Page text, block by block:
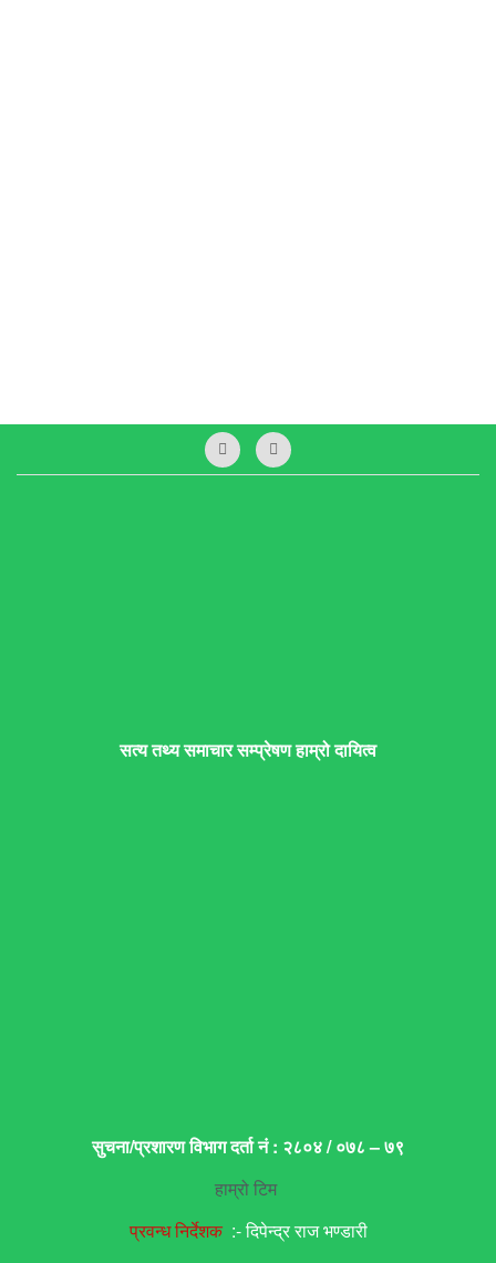
सत्य तथ्य समाचार सम्प्रेषण हाम्रो दायित्व
सुचना/प्रशारण विभाग दर्ता नं : २८०४ / ०७८ – ७९
हाम्रो टिम
प्रवन्ध निर्देशक:- दिपेन्द्र राज भण्डारी